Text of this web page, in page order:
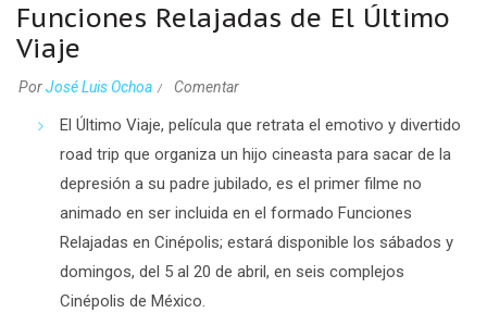
Funciones Relajadas de El Último
Viaje
PorJosé Luis Ochoa Comentar
El Último Viaje, película que retrata el emotivo y divertido
road trip que organiza un hijo cineasta para sacar de la
depresión a su padre jubilado, es el primer filme no
animado en ser incluida en el formado Funciones
Relajadas en Cinépolis; estará disponible los sábados y
domingos, del 5 al 20 de abril, en seis complejos
Cinépolis de México.